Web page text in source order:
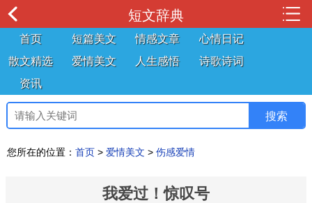
短文辞典
首页 短篇美文 情感文章
心情日记
散文精选
爱情美文 人生感悟
诗歌诗词
资讯
您所在的位置： 首页 > 爱情美文 > 伤感爱情
我爱过！惊叹号